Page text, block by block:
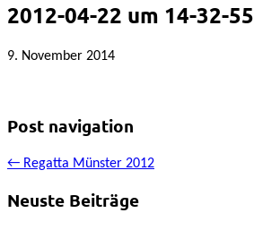
2012-04-22 um 14-32-55
9. November 2014
Post navigation
← Regatta Münster 2012
Neuste Beiträge